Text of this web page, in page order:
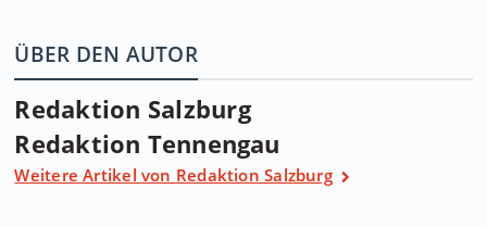
ÜBER DEN AUTOR
Redaktion Salzburg
Redaktion Tennengau
Weitere Artikel von Redaktion Salzburg